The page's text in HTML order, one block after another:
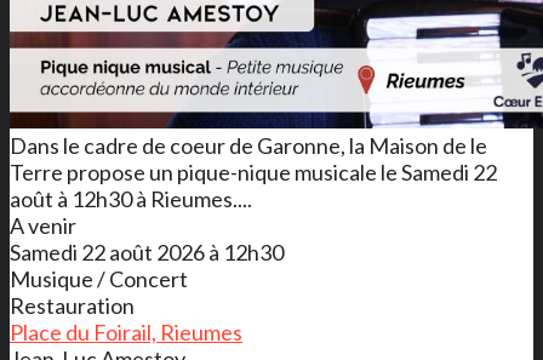
Dans le cadre de coeur de Garonne, la Maison de le
Terre propose un pique-nique musicale le Samedi 22
août à 12h30 à Rieumes....
A venir
Samedi 22 août 2026 à 12h30
Musique / Concert
Restauration
Place du Foirail, Rieumes